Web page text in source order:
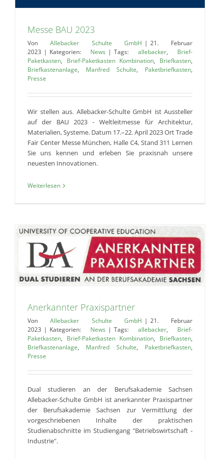
Messe BAU 2023
VonAllebacker Schulte GmbH | 21. Februar
2023 | Kategorien: News | Tags: allebacker, Brief-
Paketkasten, Brief-Paketkasten Kombination, Briefkasten,
Briefkastenanlage, Manfred Schulte, Paketbriefkasten,
Presse
Wir stellen aus. Allebacker-Schulte GmbH ist Aussteller
auf der BAU 2023 - Weltleitmesse für Architektur,
Materialien, Systeme. Datum 17.–22. April 2023 Ort Trade
Fair Center Messe München, Halle C4, Stand 311 Lernen
Sie uns kennen und erleben Sie praxisnah unsere
neuesten Innovationen.
Weiterlesen
Anerkannter Praxispartner
VonAllebacker Schulte GmbH | 21. Februar
2023 | Kategorien: News | Tags: allebacker, Brief-
Paketkasten, Brief-Paketkasten Kombination, Briefkasten,
Briefkastenanlage, Manfred Schulte, Paketbriefkasten,
Presse
Dual studieren an der Berufsakademie Sachsen
Allebacker-Schulte GmbH ist anerkannter Praxispartner
der Berufsakademie Sachsen zur Vermittlung der
vorgeschriebenen Inhalte der praktischen
Studienabschnitte im Studiengang "Betriebswirtschaft -
Industrie".